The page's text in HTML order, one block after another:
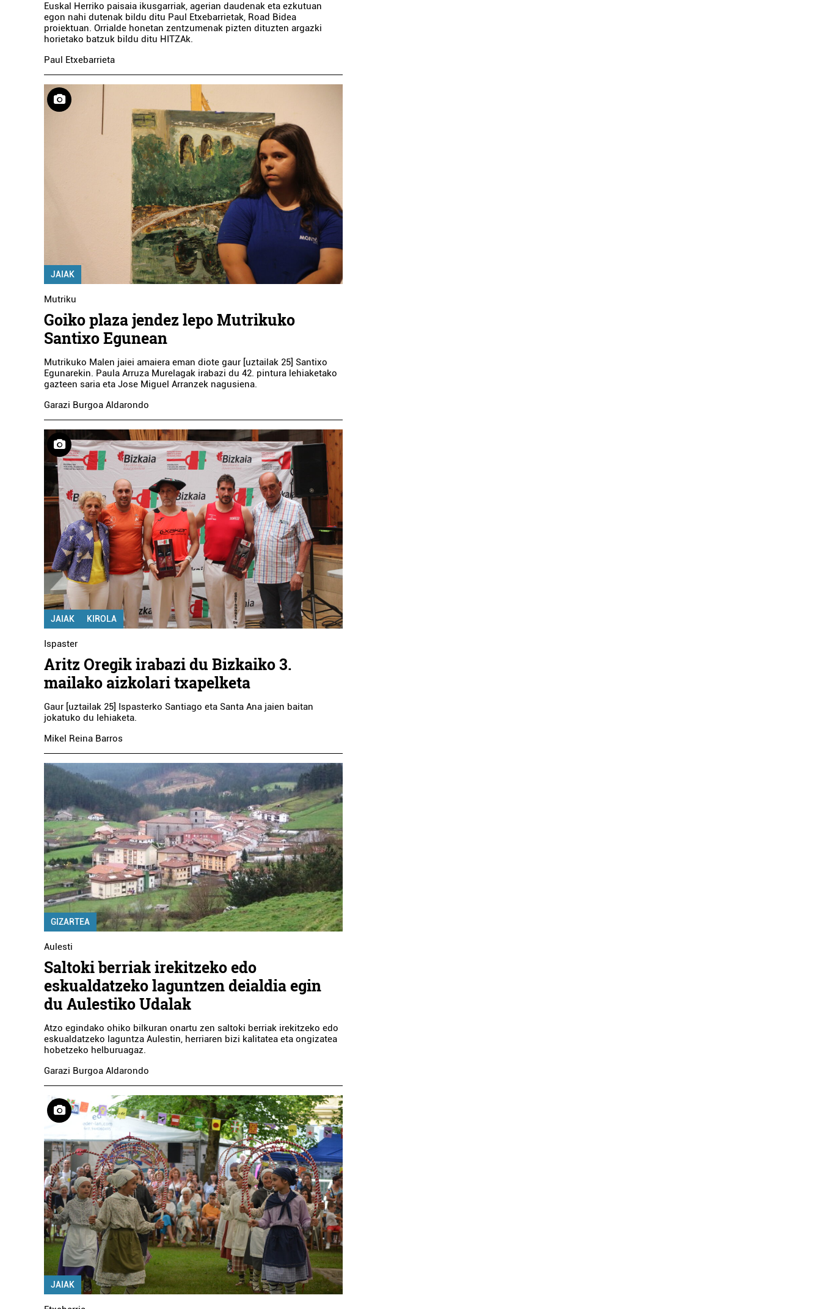
Euskal Herriko paisaia ikusgarriak, agerian daudenak eta ezkutuan
egon nahi dutenak bildu ditu Paul Etxebarrietak, Road Bidea
proiektuan. Orrialde honetan zentzumenak pizten dituzten argazki
horietako batzuk bildu ditu HITZAk.
Paul Etxebarrieta
JAIAK
Mutriku
Goiko plaza jendez lepo Mutrikuko
Santixo Egunean
Mutrikuko Malen jaiei amaiera eman diote gaur [uztailak 25] Santixo
Egunarekin. Paula Arruza Murelagak irabazi du 42. pintura lehiaketako
gazteen saria eta Jose Miguel Arranzek nagusiena.
Garazi Burgoa Aldarondo
JAIAK KIROLA
Ispaster
Aritz Oregik irabazi du Bizkaiko 3.
mailako aizkolari txapelketa
Gaur [uztailak 25] Ispasterko Santiago eta Santa Ana jaien baitan
jokatuko du lehiaketa.
Mikel Reina Barros
GIZARTEA
Aulesti
Saltoki berriak irekitzeko edo
eskualdatzeko laguntzen deialdia egin
du Aulestiko Udalak
Atzo egindako ohiko bilkuran onartu zen saltoki berriak irekitzeko edo
eskualdatzeko laguntza Aulestin, herriaren bizi kalitatea eta ongizatea
hobetzeko helburuagaz.
Garazi Burgoa Aldarondo
JAIAK